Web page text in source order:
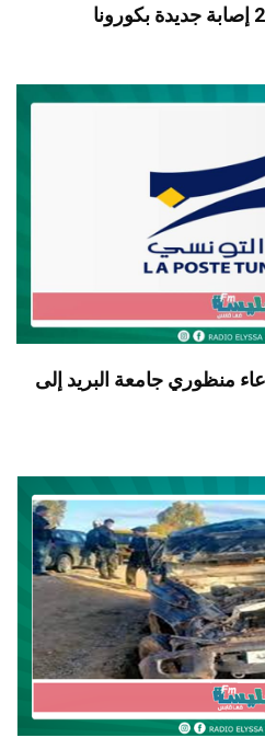
منظوري جامعة البريد إلى